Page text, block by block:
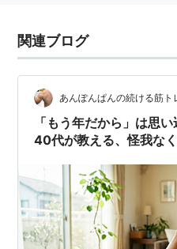
関連ブログ
あんぽんぱんの続ける筋ト
「もう年だから」は思
40代が教える、怪我な